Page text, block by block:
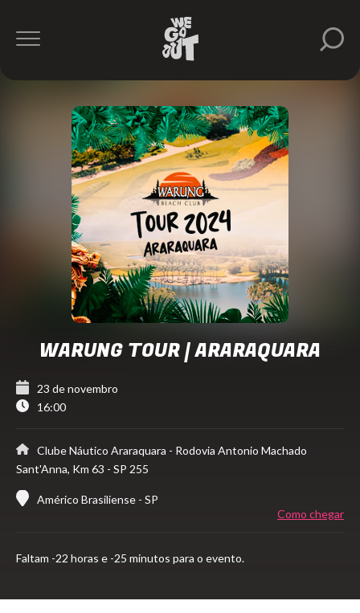
Beltran
Nox
https://www.instagram.com/nahimeeventos/
WARUNG TOUR | ARARAQUARA
23 de novembro
16:00
Clube Náutico Araraquara - Rodovia Antonio Machado
Sant'Anna, Km 63 - SP 255
Américo Brasiliense - SP
Como chegar
Faltam -22 horas e -25 minutos para o evento.